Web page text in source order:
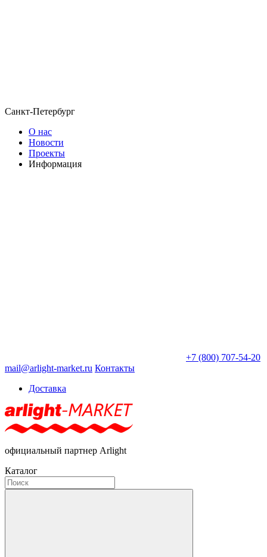
Санкт-Петербург
О нас
Новости
Проекты
Информация
+7 (800) 707-54-20
mail@arlight-market.ru Контакты
Доставка
официальный партнер Arlight
Каталог